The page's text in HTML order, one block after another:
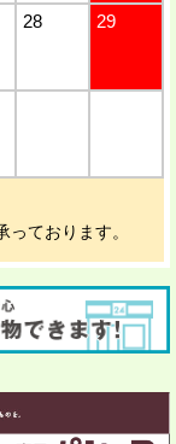
28 29
ております。